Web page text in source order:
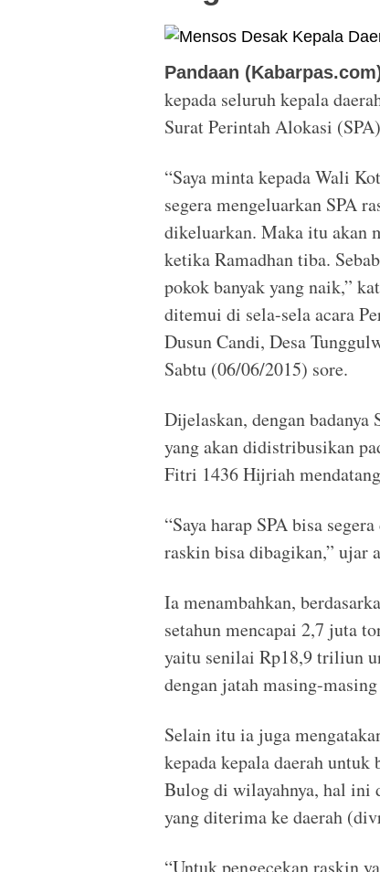
Pandaan
kepada seluruh kepala
Surat Perintah Alokasi
“Saya minta kepada Wali
segera mengeluarkan SPA
dikeluarkan. Maka itu akan
ketika Ramadhan tiba.
pokok banyak yang naik,”
ditemui di sela-sela acara
Dusun Candi, Desa
Sabtu (06/06/2015) sore.
Dijelaskan, dengan
yang akan didistribusikan
Fitri 1436 Hijriah
“Saya harap SPA bisa
raskin bisa dibagikan,” ujar
Ia menambahkan,
setahun mencapai 2,7 juta
yaitu senilai Rp18,9 triliun
dengan jatah masing-
Selain itu ia juga
kepada kepala daerah
Bulog di wilayahnya, hal ini
yang diterima ke daerah
“Untuk pengecekan raskin